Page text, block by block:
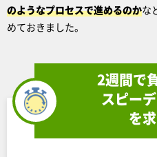
のようなプロセスで進めるのかな
めておきました。
2週間で
スピー
を